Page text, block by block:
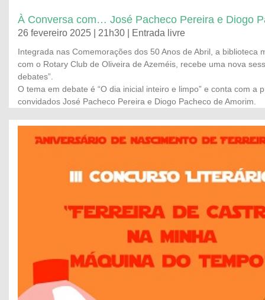
À Conversa com… José Pacheco Pereira e Diogo
26 fevereiro 2025 | 21h30 | Entrada livre
Integrada nas Comemorações dos 50 Anos de Abril, a biblioteca
com o Rotary Club de Oliveira de Azeméis, recebe uma nova
debates”.
O tema em debate é “O dia inicial inteiro e limpo” e conta com a
convidados José Pacheco Pereira e Diogo Pacheco de Amorim.